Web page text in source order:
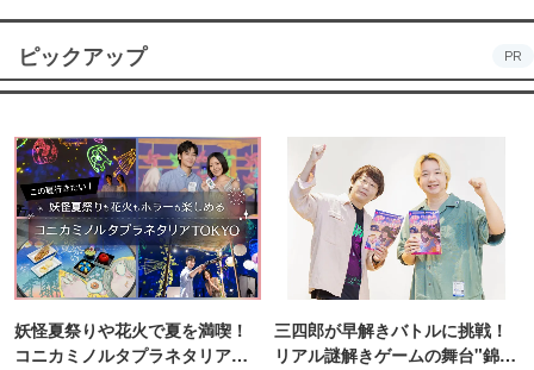
ピックアップ PR
妖怪夏祭りや花火で夏を満喫！
コニカミノルタプラネタリア
三四郎が早解きバトルに挑戦！
リアル謎解きゲームの舞台"錦糸